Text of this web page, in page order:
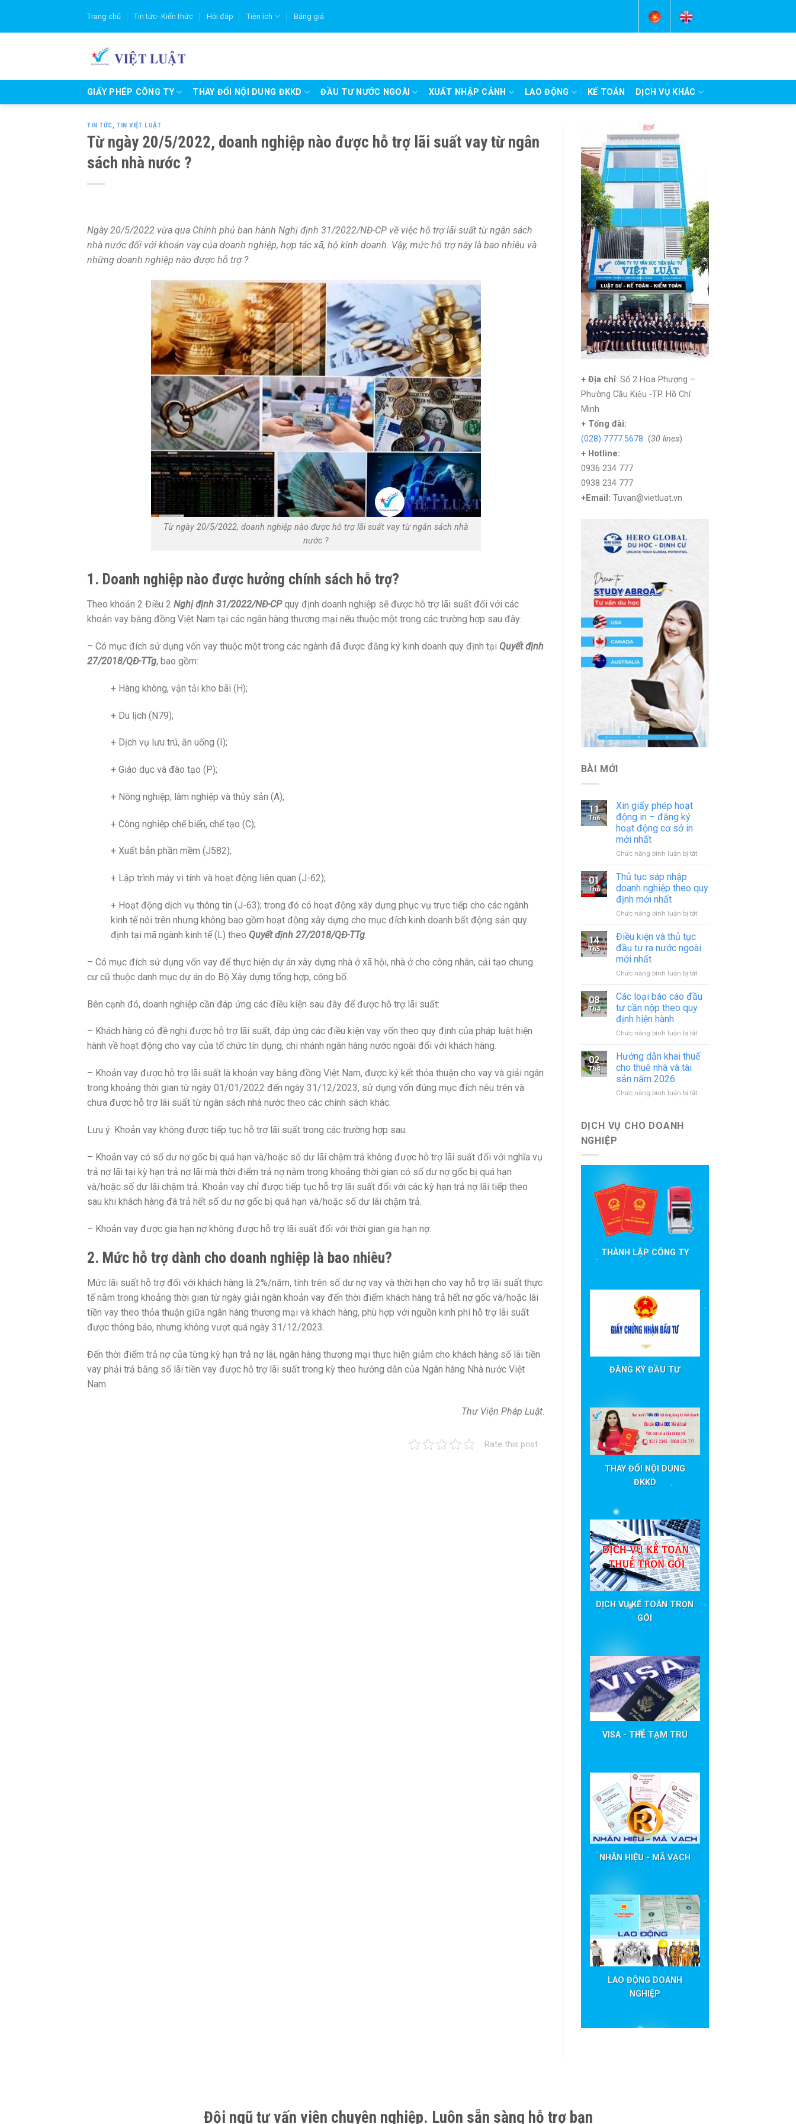
content
Trang chủ Tin tức- Kiến thức Hỏi đáp Tiện ích Bảng giá
GIẤY PHÉP CÔNG TY THAY ĐỔI NỘI DUNG ĐKKD ĐẦU TƯ NƯỚC NGOÀI XUẤT NHẬP CẢNH LAO ĐỘNG KẾ TOÁN DỊCH VỤ KHÁC
TIN TỨC,TIN VIỆT LUẬT
Từ ngày 20/5/2022, doanh nghiệp nào được hỗ trợ lãi suất vay từ ngân
sách nhà nước ?
Ngày 20/5/2022 vừa qua Chính phủ ban hành Nghị định 31/2022/NĐ-CP về việc hỗ trợ lãi suất từ ngân sách
nhà nước đối với khoản vay của doanh nghiệp, hợp tác xã, hộ kinh doanh. Vậy, mức hỗ trợ này là bao nhiêu và
những doanh nghiệp nào được hỗ trợ ?
Từ ngày 20/5/2022, doanh nghiệp nào được hỗ trợ lãi suất vay từ ngân sách nhà
nước ?
1. Doanh nghiệp nào được hưởng chính sách hỗ trợ?
Theo khoản 2 Điều 2 Nghị định 31/2022/NĐ-CPquy định doanh nghiệp sẽ được hỗ trợ lãi suất đối với các
khoản vay bằng đồng Việt Nam tại các ngân hàng thương mại nếu thuộc một trong các trường hợp sau đây:
– Có mục đích sử dụng vốn vay thuộc một trong các ngành đã được đăng ký kinh doanh quy định tại Quyết định
27/2018/QĐ-TTg, bao gồm:
+ Hàng không, vận tải kho bãi (H);
+ Du lịch (N79);
+ Dịch vụ lưu trú, ăn uống (I);
+ Giáo dục và đào tạo (P);
+ Nông nghiệp, lâm nghiệp và thủy sản (A);
+ Công nghiệp chế biến, chế tạo (C);
+ Xuất bản phần mềm (J582);
+ Lập trình máy vi tính và hoạt động liên quan (J-62);
+ Hoạt động dịch vụ thông tin (J-63); trong đó có hoạt động xây dựng phục vụ trực tiếp cho các ngành
kinh tế nói trên nhưng không bao gồm hoạt động xây dựng cho mục đích kinh doanh bất động sản quy
định tại mã ngành kinh tế (L) theo Quyết định 27/2018/QĐ-TTg.
– Có mục đích sử dụng vốn vay để thực hiện dự án xây dựng nhà ở xã hội, nhà ở cho công nhân, cải tạo chung
cư cũ thuộc danh mục dự án do Bộ Xây dựng tổng hợp, công bố.
Bên cạnh đó, doanh nghiệp cần đáp ứng các điều kiện sau đây để được hỗ trợ lãi suất:
– Khách hàng có đề nghị được hỗ trợ lãi suất, đáp ứng các điều kiện vay vốn theo quy định của pháp luật hiện
hành về hoạt động cho vay của tổ chức tín dụng, chi nhánh ngân hàng nước ngoài đối với khách hàng.
– Khoản vay được hỗ trợ lãi suất là khoản vay bằng đồng Việt Nam, được ký kết thỏa thuận cho vay và giải ngân
trong khoảng thời gian từ ngày 01/01/2022 đến ngày 31/12/2023, sử dụng vốn đúng mục đích nêu trên và
chưa được hỗ trợ lãi suất từ ngân sách nhà nước theo các chính sách khác.
Lưu ý: Khoản vay không được tiếp tục hỗ trợ lãi suất trong các trường hợp sau:
– Khoản vay có số dư nợ gốc bị quá hạn và/hoặc số dư lãi chậm trả không được hỗ trợ lãi suất đối với nghĩa vụ
trả nợ lãi tại kỳ hạn trả nợ lãi mà thời điểm trả nợ nằm trong khoảng thời gian có số dư nợ gốc bị quá hạn
và/hoặc số dư lãi chậm trả. Khoản vay chỉ được tiếp tục hỗ trợ lãi suất đối với các kỳ hạn trả nợ lãi tiếp theo
sau khi khách hàng đã trả hết số dư nợ gốc bị quá hạn và/hoặc số dư lãi chậm trả.
– Khoản vay được gia hạn nợ không được hỗ trợ lãi suất đối với thời gian gia hạn nợ.
2. Mức hỗ trợ dành cho doanh nghiệp là bao nhiêu?
Mức lãi suất hỗ trợ đối với khách hàng là 2%/năm, tính trên số dư nợ vay và thời hạn cho vay hỗ trợ lãi suất thực
tế nằm trong khoảng thời gian từ ngày giải ngân khoản vay đến thời điểm khách hàng trả hết nợ gốc và/hoặc lãi
tiền vay theo thỏa thuận giữa ngân hàng thương mại và khách hàng, phù hợp với nguồn kinh phí hỗ trợ lãi suất
được thông báo, nhưng không vượt quá ngày 31/12/2023.
Đến thời điểm trả nợ của từng kỳ hạn trả nợ lãi, ngân hàng thương mại thực hiện giảm cho khách hàng số lãi tiền
vay phải trả bằng số lãi tiền vay được hỗ trợ lãi suất trong kỳ theo hướng dẫn của Ngân hàng Nhà nước Việt
Nam.
Thư Viện Pháp Luật.
Rate this post
+ Địa chỉ: Số 2 Hoa Phượng –
Phường Cầu Kiệu -TP. Hồ Chí
Minh
+ Tổng đài:
(028) 7777.5678 (30 lines)
+ Hotline:
0936 234 777
0938 234 777
+Email: Tuvan@vietluat.vn
BÀI MỚI
11
Th6
Xin giấy phép hoạt
động in – đăng ký
hoạt động cơ sở in
mới nhất
Chức năng bình luận bị tắtở
hoạt
in
ký
hoạt
cơ
in
mới
01
Th6
Thủ tục sáp nhập
doanh nghiệp theo quy
định mới nhất
Chức năng bình luận bị tắtở
sáp
nhập
nghiệp
quy
14
Th5
Điều kiện và thủ tục
đầu tư ra nước ngoài
mới nhất
Chức năng bình luận bị tắtở
kiện
đầu
ra
nhất
08
Th4
Các loại báo cáo đầu
tư cần nộp theo quy
định hiện hành
Chức năng bình luận bị tắtở
loại
báo
tư
hành
02
Th4
Hướng dẫn khai thuế
cho thuê nhà và tài
sản năm 2026
Chức năng bình luận bị tắtở
DỊCH VỤ CHO DOANH
NGHIỆP
THÀNH LẬP CÔNG TY
ĐĂNG KÝ ĐẦU TƯ
THAY ĐỔI NỘI DUNG
ĐKKD
DỊCH VỤ KẾ TOÁN TRỌN
GÓI
VISA - THẺ TẠM TRÚ
NHÃN HIỆU - MÃ VẠCH
LAO ĐỘNG DOANH
NGHIỆP
Đội ngũ tư vấn viên chuyên nghiệp. Luôn sẵn sàng hỗ trợ bạn